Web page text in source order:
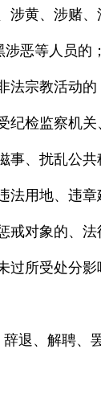
涉黄、涉赌
恶等人员的；
法宗教活动的
纪检监察机
事、扰乱公
法用地、违
戒对象的、
过所受处分影
退、解聘、